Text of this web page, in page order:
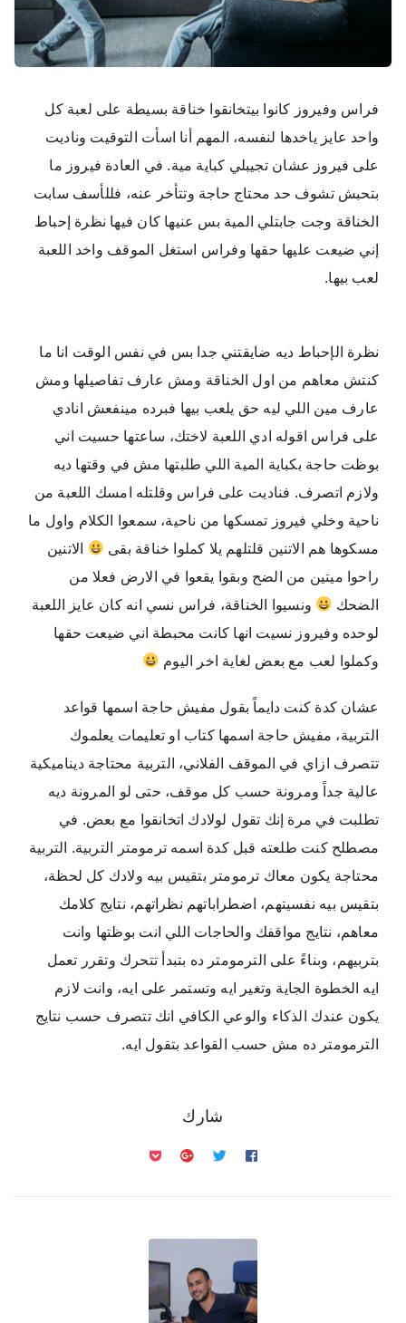
فراس وفيروز كانوا بيتخانقوا خناقة بسيطة على لعبة كل
واحد عايز ياخدها لنفسه، المهم أنا اسأت التوقيت وناديت
على فيروز عشان تجيبلي كباية مية. في العادة فيروز ما
بتحبش تشوف حد محتاج حاجة وتتأخر عنه، فللأسف سابت
الخناقة وجت جابتلي المية بس عنيها كان فيها نظرة إحباط
إني ضيعت عليها حقها وفراس استغل الموقف واخد اللعبة
لعب بيها.
نظرة الإحباط ديه ضايقتني جدا بس في نفس الوقت انا ما
كنتش معاهم من اول الخناقة ومش عارف تفاصيلها ومش
عارف مين اللي ليه حق يلعب بيها فبرده مينفعش انادي
على فراس اقوله ادي اللعبة لاختك، ساعتها حسيت اني
بوظت حاجة بكباية المية اللي طلبتها مش في وقتها ديه
ولازم اتصرف. فناديت على فراس وقلتله امسك اللعبة من
ناحية وخلي فيروز تمسكها من ناحية، سمعوا الكلام واول ما
مسكوها هم الاتنين قلتلهم يلا كملوا خناقة بقى
الاتنين
راحوا ميتين من الضح وبقوا يقعوا في الارض فعلا من
الضحك
ونسيوا الخناقة، فراس نسي انه كان عايز اللعبة
لوحده وفيروز نسيت انها كانت محبطة اني ضيعت حقها
وكملوا لعب مع بعض لغاية اخر اليوم
عشان كدة كنت دايماً بقول مفيش حاجة اسمها قواعد
التربية، مفيش حاجة اسمها كتاب او تعليمات يعلموك
تتصرف ازاي في الموقف الفلاني، التربية محتاجة ديناميكية
عالية جداً ومرونة حسب كل موقف، حتى لو المرونة ديه
تطلبت في مرة إنك تقول لولادك اتخانقوا مع بعض. في
مصطلح كنت طلعته قبل كدة اسمه ترمومتر التربية. التربية
محتاجة يكون معاك ترمومتر بتقيس بيه ولادك كل لحظة،
بتقيس بيه نفسيتهم، اضطراباتهم نظراتهم، نتايج كلامك
معاهم، نتايج مواقفك والحاجات اللي انت بوظتها وانت
بتربيهم، وبناءً على الترمومتر ده بتبدأ تتحرك وتقرر تعمل
ايه الخطوة الجاية وتغير ايه وتستمر على ايه، وانت لازم
يكون عندك الذكاء والوعي الكافي انك تتصرف حسب نتايج
الترمومتر ده مش حسب القواعد بتقول ايه.
شارك